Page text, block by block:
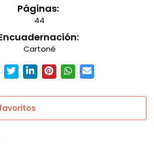
Páginas:
44
Cartoné